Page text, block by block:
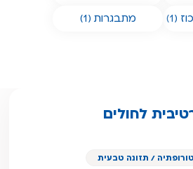
(1) מתבגרות (1)
לחולים
/ תזונה טבעית